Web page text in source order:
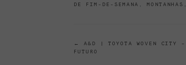
DE FIM-DE-SEMANA , MONTANHAS
POST
←
A&D | TOYOTA WOVEN CITY
FUTURO